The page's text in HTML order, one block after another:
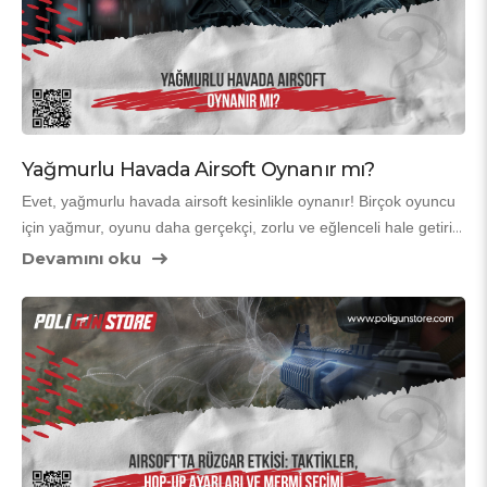
Yağmurlu Havada Airsoft Oynanır mı?
Evet, yağmurlu havada airsoft kesinlikle oynanır! Birçok oyuncu
için yağmur, oyunu daha gerçekçi, zorlu ve eğlenceli hale getirir.
Askeri simülasyonların vazgeçilmezi olan kötü hava koşulları,
şiddette yağmurda sorun yaşanmaz; önemli olan tüfeğinizi ve
kendinizi doğru şekilde korumaktır. Saha kurallarına dikkat edin
– bazı outdoor sahalar yağmuru bahane etmez ve oyuna devam
eder.
Devamını oku